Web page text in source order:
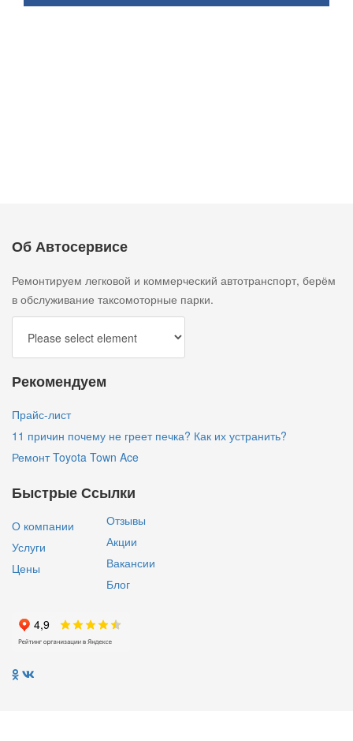
Об Автосервисе
Ремонтируем легковой и коммерческий автотранспорт, берём
в обслуживание таксомоторные парки.
Рекомендуем
Прайс-лист
11 причин почему не греет печка? Как их устранить?
Ремонт Toyota Town Ace
Быстрые Ссылки
О компании
Услуги
Цены
Отзывы
Акции
Вакансии
Блог